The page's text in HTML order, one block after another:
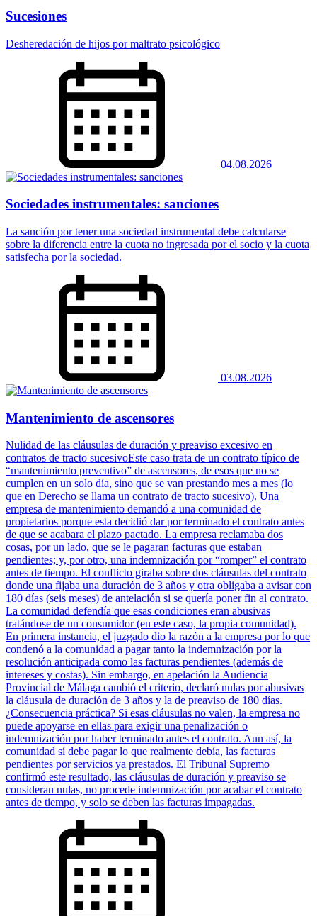
Sucesiones
Desheredación de hijos por maltrato psicológico
04.08.2026
Sociedades instrumentales: sanciones
La sanción por tener una sociedad instrumental debe calcularse
sobre la diferencia entre la cuota no ingresada por el socio y la cuota
satisfecha por la sociedad.
03.08.2026
Mantenimiento de ascensores
Nulidad de las cláusulas de duración y preaviso excesivo en
contratos de tracto sucesivoEste caso trata de un contrato típico de
“mantenimiento preventivo” de ascensores, de esos que no se
cumplen en un solo día, sino que se van prestando mes a mes (lo
que en Derecho se llama un contrato de tracto sucesivo). Una
empresa de mantenimiento demandó a una comunidad de
propietarios porque esta decidió dar por terminado el contrato antes
de que se acabara el plazo pactado. La empresa reclamaba dos
cosas, por un lado, que se le pagaran facturas que estaban
pendientes; y, por otro, una indemnización por “romper” el contrato
antes de tiempo. El conflicto giraba sobre dos cláusulas del contrato
donde una fijaba una duración de 3 años y otra obligaba a avisar con
180 días (seis meses) de antelación si se quería poner fin al contrato.
La comunidad defendía que esas condiciones eran abusivas
tratándose de un consumidor (en este caso, la propia comunidad).
En primera instancia, el juzgado dio la razón a la empresa por lo que
condenó a la comunidad a pagar tanto la indemnización por la
resolución anticipada como las facturas pendientes (además de
intereses y costas). Sin embargo, en apelación la Audiencia
Provincial de Málaga cambió el criterio, declaró nulas por abusivas
la cláusula de duración de 3 años y la de preaviso de 180 días.
¿Consecuencia práctica? Si esas cláusulas no valen, la empresa no
puede apoyarse en ellas para exigir una penalización o
indemnización por haber terminado antes el contrato. Aun así, la
comunidad sí debe pagar lo que realmente debía, las facturas
pendientes por servicios ya prestados. El Tribunal Supremo
confirmó este resultado, las cláusulas de duración y preaviso se
consideran nulas, no procede indemnización por acabar el contrato
antes de tiempo, y solo se deben las facturas impagadas.